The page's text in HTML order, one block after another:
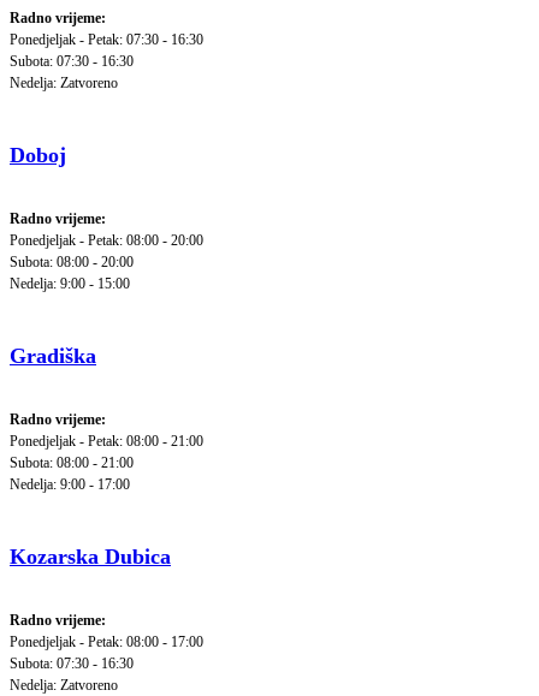
Radno vrijeme:
Ponedjeljak - Petak: 07:30 - 16:30
Subota: 07:30 - 16:30
Nedelja: Zatvoreno
Doboj
Radno vrijeme:
Ponedjeljak - Petak: 08:00 - 20:00
Subota: 08:00 - 20:00
Nedelja: 9:00 - 15:00
Gradiška
Radno vrijeme:
Ponedjeljak - Petak: 08:00 - 21:00
Subota: 08:00 - 21:00
Nedelja: 9:00 - 17:00
Kozarska Dubica
Radno vrijeme:
Ponedjeljak - Petak: 08:00 - 17:00
Subota: 07:30 - 16:30
Nedelja: Zatvoreno